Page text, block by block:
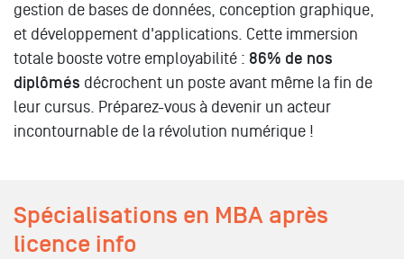
gestion de bases de données, conception graphique,
et développement d'applications. Cette immersion
totale booste votre employabilité : 86% de nos
diplômés décrochent un poste avant même la fin de
leur cursus. Préparez-vous à devenir un acteur
incontournable de la révolution numérique !
Spécialisations en MBA après
licence info